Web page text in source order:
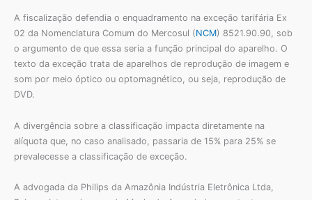
A fiscalização defendia o enquadramento na exceção tarifária Ex
02 da Nomenclatura Comum do Mercosul (NCM) 8521.90.90, sob
o argumento de que essa seria a função principal do aparelho. O
texto da exceção trata de aparelhos de reprodução de imagem e
som por meio óptico ou optomagnético, ou seja, reprodução de
DVD.
A divergência sobre a classificação impacta diretamente na
alíquota que, no caso analisado, passaria de 15% para 25% se
prevalecesse a classificação de exceção.
A advogada da Philips da Amazônia Indústria Eletrônica Ltda,